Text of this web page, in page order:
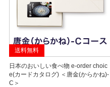
送料無料
日本のおいしい食べ物 e-order choic
e(カードカタログ) ＜唐金(からかね)-
C＞